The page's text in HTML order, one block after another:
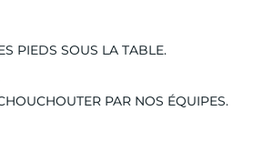
PIEDS SOUS LA TABLE.
PAR NOS ÉQUIPES.